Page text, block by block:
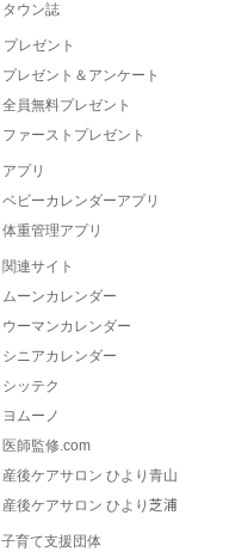
タウン誌
プレゼント
プレゼント＆アンケート
全員無料プレゼント
ファーストプレゼント
アプリ
ベビーカレンダーアプリ
体重管理アプリ
関連サイト
ムーンカレンダー
ウーマンカレンダー
シニアカレンダー
シッテク
ヨムーノ
医師監修.com
産後ケアサロン ひより青山
産後ケアサロン ひより芝浦
子育て支援団体